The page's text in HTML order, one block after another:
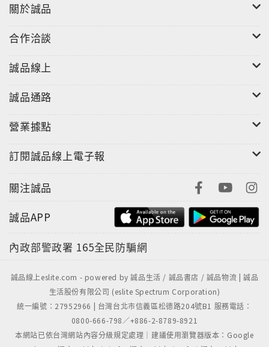
關於誠品
合作洽談
誠品線上
誠品通路
營業據點
訂閱誠品線上電子報
關注誠品
誠品APP
內政部警政署 165全民防騙網
誠品線上eslite.com - powered by 誠品生活 / 誠品書店 / 誠品物流 | 誠品
生活股份有限公司 (eslite Spectrum Corporation)
統一編號：27952966 | 台灣台北市信義區松德路204號B1 服務電話：
0800-666-798／+886-2-8789-8921
本網站已依台灣網站內容分級規定處理｜建議使用瀏覽器版本：Google